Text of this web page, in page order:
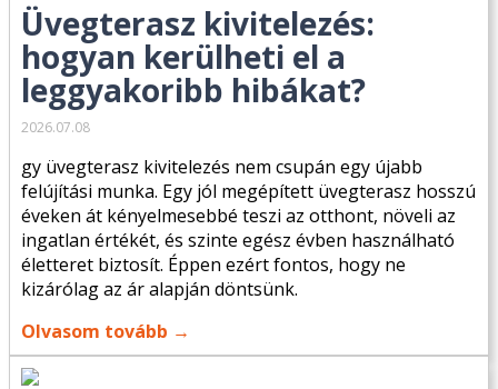
Üvegterasz kivitelezés:
hogyan kerülheti el a
leggyakoribb hibákat?
2026.07.08
gy üvegterasz kivitelezés nem csupán egy újabb
felújítási munka. Egy jól megépített üvegterasz hosszú
éveken át kényelmesebbé teszi az otthont, növeli az
ingatlan értékét, és szinte egész évben használható
életteret biztosít. Éppen ezért fontos, hogy ne
kizárólag az ár alapján döntsünk.
Olvasom tovább →